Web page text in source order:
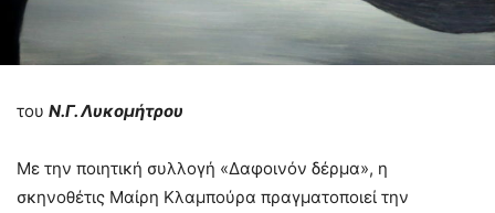
του Ν.Γ. Λυκομήτρου
Με την ποιητική συλλογή «Δαφοινόν δέρμα», η
σκηνοθέτις Μαίρη Κλαμπούρα πραγματοποιεί την